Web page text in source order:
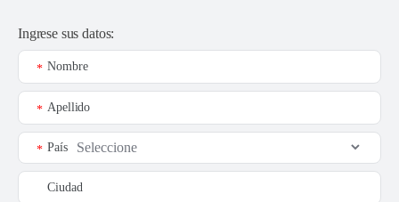
Ingrese sus datos:
Nombre
*
Apellido
*
País
*
Ciudad